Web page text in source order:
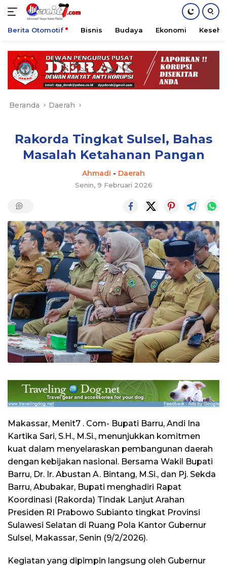
konten
Berita Otomotif Bisnis Budaya Ekonomi
Beranda Daerah
Rakorda Tingkat Sulsel, Bahas
Masalah Ketahanan Pangan
Ahmadi - Daerah
Senin, 9 Februari 2026
Makassar, Menit7 . Com- Bupati Barru, Andi Ina
Kartika Sari, S.H., M.Si., menunjukkan komitmen
kuat dalam menyelaraskan pembangunan daerah
dengan kebijakan nasional. Bersama Wakil Bupati
Barru, Dr. Ir. Abustan A. Bintang, M.Si., dan Pj. Sekda
Barru, Abubakar, Bupati menghadiri Rapat
Koordinasi (Rakorda) Tindak Lanjut Arahan
Presiden RI Prabowo Subianto tingkat Provinsi
Sulawesi Selatan di Ruang Pola Kantor Gubernur
Sulsel, Makassar, Senin (9/2/2026).
Kegiatan yang dipimpin langsung oleh Gubernur